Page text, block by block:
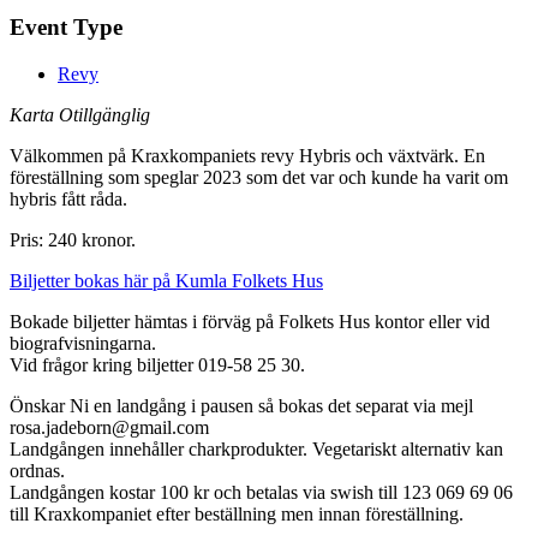
Event Type
Revy
Karta Otillgänglig
Välkommen på Kraxkompaniets revy Hybris och växtvärk. En
föreställning som speglar 2023 som det var och kunde ha varit om
hybris fått råda.
Pris: 240 kronor.
Biljetter bokas här på Kumla Folkets Hus
Bokade biljetter hämtas i förväg på Folkets Hus kontor eller vid
biografvisningarna.
Vid frågor kring biljetter 019-58 25 30.
Önskar Ni en landgång i pausen så bokas det separat via mejl
rosa.jadeborn@gmail.com
Landgången innehåller charkprodukter. Vegetariskt alternativ kan
ordnas.
Landgången kostar 100 kr och betalas via swish till 123 069 69 06
till Kraxkompaniet efter beställning men innan föreställning.